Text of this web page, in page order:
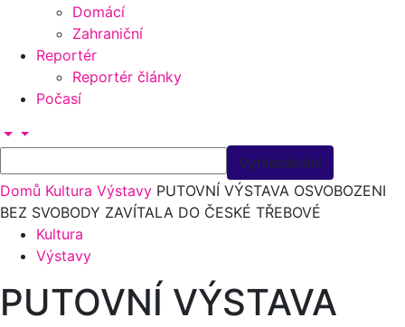
Domácí
Zahraniční
Reportér
Reportér články
Počasí
Domů Kultura Výstavy PUTOVNÍ VÝSTAVA OSVOBOZENI
BEZ SVOBODY ZAVÍTALA DO ČESKÉ TŘEBOVÉ
Kultura
Výstavy
PUTOVNÍ VÝSTAVA